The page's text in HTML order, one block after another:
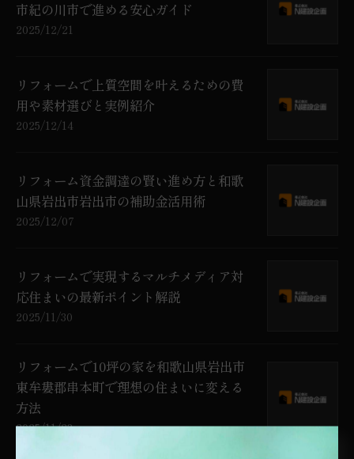
市紀の川市で進める安心ガイド
2025/12/21
リフォームで上質空間を叶えるための費
用や素材選びと実例紹介
2025/12/14
リフォーム資金調達の賢い進め方と和歌
山県岩出市岩出市の補助金活用術
2025/12/07
リフォームで実現するマルチメディア対
応住まいの最新ポイント解説
2025/11/30
リフォームで10坪の家を和歌山県岩出市
東牟婁郡串本町で理想の住まいに変える
方法
2025/11/23